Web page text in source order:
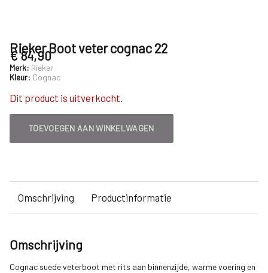
Rieker Boot veter cognac 22
€ 84,90
Merk: Rieker
Kleur: Cognac
Dit product is uitverkocht.
TOEVOEGEN AAN WINKELWAGEN
Omschrijving Productinformatie
Omschrijving
Cognac suede veterboot met rits aan binnenzijde, warme voering en